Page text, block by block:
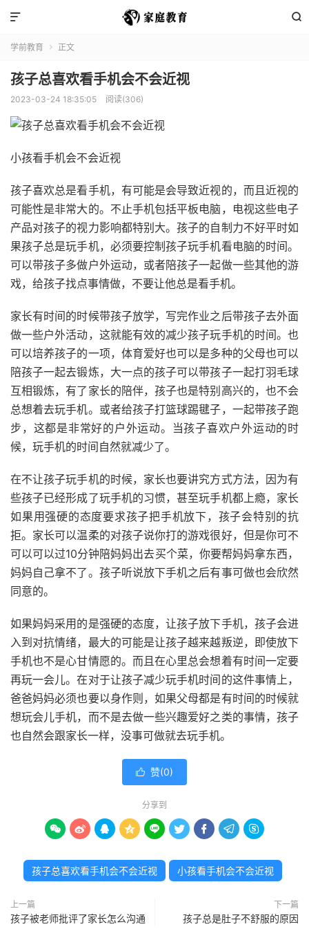


学前教育  正文
孩子总喜欢看手机会不会近视
2023-03-24 18:35:05 阅读(306)
小孩看手机会不会近视
孩子喜欢总是看手机，有可能是会导致近视的，而且近视的
可能性是非常大的。不止手机包括平板电脑，电视这些电子
产品对孩子的视力影响都特别大。孩子的自制力不好平时如
果孩子总是玩手机，必须要控制孩子玩手机看电脑的时间。
可以带孩子多做户外运动，或者陪孩子一起做一些其他的游
戏，给孩子找点事情做，不要让他总是看手机。
家长有时间的时候带孩子放学，写完作业之后带孩子去外面
做一些户外活动，这就能有效的减少孩子玩手机的时间。也
可以培养孩子的一项，体育爱好也可以是多种的父母也可以
陪孩子一起去锻炼，大一点的孩子可以带孩子一起打羽毛球
互相锻炼，有了家长的陪伴，孩子也是特别高兴的，也不会
总想着去玩手机。或者给孩子打篮球踢毽子，一起带孩子跑
步，这都是非常好的户外运动。当孩子喜欢户外运动的时
候，玩手机的时间自然就减少了。
在不让孩子玩手机的时候，家长也要讲究方式方法，因为有
些孩子已经形成了玩手机的习惯，甚至玩手机都上瘾，家长
如果用强硬的态度要求孩子把手机放下，孩子会特别的抗
拒。家长可以温柔的对孩子说你打的游戏很好，但是你可不
可以可以过10分钟陪妈妈出去买个菜，你要帮妈妈拿东西，
妈妈自己拿不了。孩子听说放下手机之后有事可做也会欣然
同意的。
如果妈妈采用的是强硬的态度，让孩子放下手机，孩子会进
入到对抗情绪，最大的可能是让孩子越来越叛逆，即使放下
手机也不是心甘情愿的。而且在心里总会想着有时间一定要
再玩一会儿。在对于让孩子减少玩手机时间的这件事情上，
爸爸妈妈必须也要以身作则，如果父母都是有时间的时候就
想玩会儿手机，而不是去做一些兴趣爱好之类的事情，孩子
也自然会跟家长一样，没事可做就去玩手机。
 赞(0)
分享到
        
孩子总喜欢看手机会不会近视 小孩看手机会不会近视
上一篇
孩子被老师批评了家长怎么沟通
下一篇
孩子总是肚子不舒服的原因